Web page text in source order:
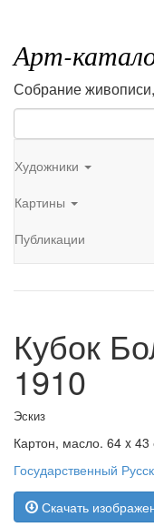
Арт-
Собрание
Художники
Картины
Публикации
Кубок
1910
Эскиз
Картон, масло. 64 x 43
Государственный
Скачать